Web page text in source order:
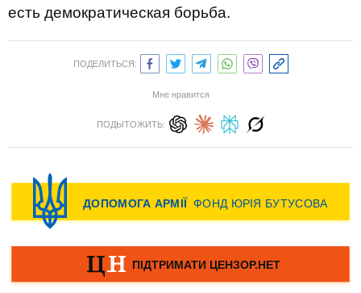
есть демократическая борьба.
ПОДЕЛИТЬСЯ:
Мне нравится
ПОДЫТОЖИТЬ: